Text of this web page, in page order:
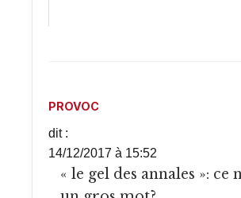
PROVOC
dit :
14/12/2017 à 15:52
« le gel des annales »: ce